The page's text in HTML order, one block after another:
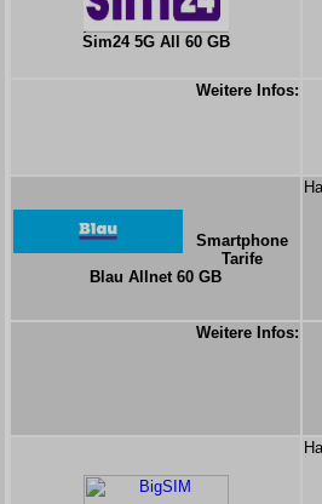
Sim24 5G All 60 GB
Weitere Infos:
Smartphone
Tarife
Blau Allnet 60 GB
Weitere Infos: